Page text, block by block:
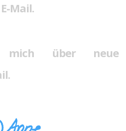
Mail.
mich über neue